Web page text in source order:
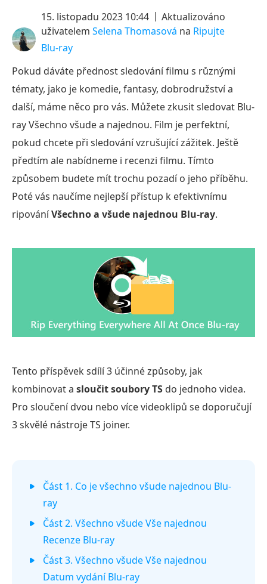
15. listopadu 2023 10:44
Aktualizováno
uživatelem Selena Thomasová na Ripujte
Blu-ray
Pokud dáváte přednost sledování filmu s různými
tématy, jako je komedie, fantasy, dobrodružství a
další, máme něco pro vás. Můžete zkusit sledovat Blu-
ray Všechno všude a najednou. Film je perfektní,
pokud chcete při sledování vzrušující zážitek. Ještě
předtím ale nabídneme i recenzi filmu. Tímto
způsobem budete mít trochu pozadí o jeho příběhu.
Poté vás naučíme nejlepší přístup k efektivnímu
ripováníVšechno a všude najednou Blu-ray.
Tento příspěvek sdílí 3 účinné způsoby, jak
kombinovat a sloučit soubory TS do jednoho videa.
Pro sloučení dvou nebo více videoklipů se doporučují
3 skvělé nástroje TS joiner.
Část 1. Co je všechno všude najednou Blu-
ray
Část 2. Všechno všude Vše najednou
Recenze Blu-ray
Část 3. Všechno všude Vše najednou
Datum vydání Blu-ray